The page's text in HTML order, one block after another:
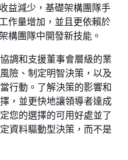
益減少，基礎架構團隊手
作量增加，並且更依賴於
構團隊中開發新技能。
調和支援董事會層級的業
險、制定明智決策，以及
行動。了解決策的影響和
，並更快地讓領導者達成
您的選擇的可用好處並了
資料驅動型決策，而不是